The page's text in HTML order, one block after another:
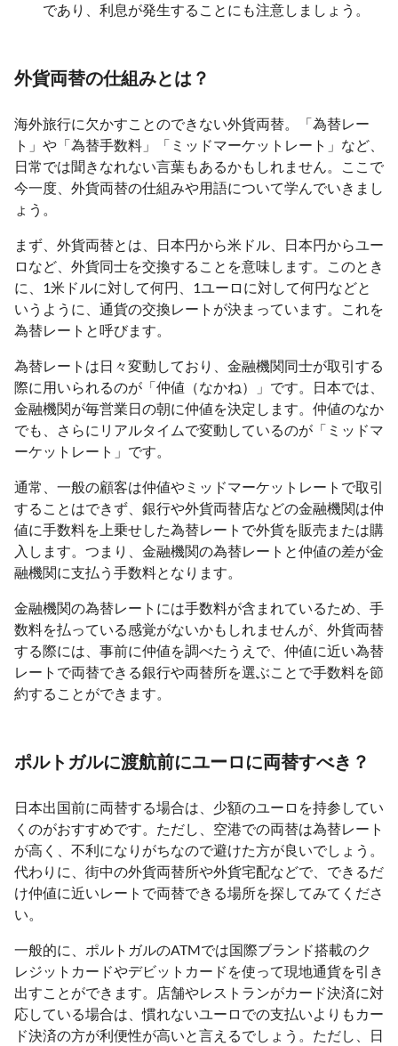
であり、利息が発生することにも注意しましょう。
外貨両替の仕組みとは？
海外旅行に欠かすことのできない外貨両替。「為替レー
ト」や「為替手数料」「ミッドマーケットレート」など、
日常では聞きなれない言葉もあるかもしれません。ここで
今一度、外貨両替の仕組みや用語について学んでいきまし
ょう。
まず、外貨両替とは、日本円から米ドル、日本円からユー
ロなど、外貨同士を交換することを意味します。このとき
に、1米ドルに対して何円、1ユーロに対して何円などと
いうように、通貨の交換レートが決まっています。これを
為替レートと呼びます。
為替レートは日々変動しており、金融機関同士が取引する
際に用いられるのが「仲値（なかね）」です。日本では、
金融機関が毎営業日の朝に仲値を決定します。仲値のなか
でも、さらにリアルタイムで変動しているのが「ミッドマ
ーケットレート」です。
通常、一般の顧客は仲値やミッドマーケットレートで取引
することはできず、銀行や外貨両替店などの金融機関は仲
値に手数料を上乗せした為替レートで外貨を販売または購
入します。つまり、金融機関の為替レートと仲値の差が金
融機関に支払う手数料となります。
金融機関の為替レートには手数料が含まれているため、手
数料を払っている感覚がないかもしれませんが、外貨両替
する際には、事前に仲値を調べたうえで、仲値に近い為替
レートで両替できる銀行や両替所を選ぶことで手数料を節
約することができます。
ポルトガルに渡航前にユーロに両替すべき？
日本出国前に両替する場合は、少額のユーロを持参してい
くのがおすすめです。ただし、空港での両替は為替レート
が高く、不利になりがちなので避けた方が良いでしょう。
代わりに、街中の外貨両替所や外貨宅配などで、できるだ
け仲値に近いレートで両替できる場所を探してみてくださ
い。
一般的に、ポルトガルのATMでは国際ブランド搭載のク
レジットカードやデビットカードを使って現地通貨を引き
出すことができます。店舗やレストランがカード決済に対
応している場合は、慣れないユーロでの支払いよりもカー
ド決済の方が利便性が高いと言えるでしょう。ただし、日